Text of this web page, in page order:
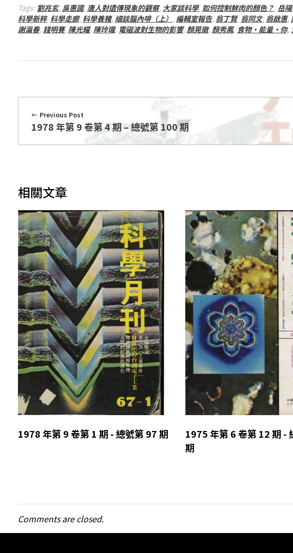
0
Tags:劉兆玄, 吳惠國, 唐人對遺傳現象的觀察, 大家談科學, 如何控制鮮肉的顏色？, 岳陽,
科學新粹, 科學走廊, 科學養豬, 細談腦內啡（上） , 編輯室報告, 翁丁賢, 翁同文, 翁啟惠,
謝瀛春, 錢明賽, 陳光耀, 陳玲瓏, 電磁波對生物的影響, 顏晃徹, 顏秀鳳, 食物‧能量‧你,
Previous Post
1978 年第 9 卷第 4 期 – 總號第 100 期
相關文章
1978 年第 9 卷第 1 期 - 總號第 97 期
1975 年第 6 卷第 12 期 -
期
Comments are closed.